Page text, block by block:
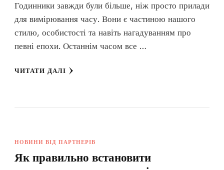
Годинники завжди були більше, ніж просто прилади
для вимірювання часу. Вони є частиною нашого
стилю, особистості та навіть нагадуванням про
певні епохи. Останнім часом все …
ЧИТАТИ ДАЛІ
НОВИНИ ВІД ПАРТНЕРІВ
Як правильно встановити